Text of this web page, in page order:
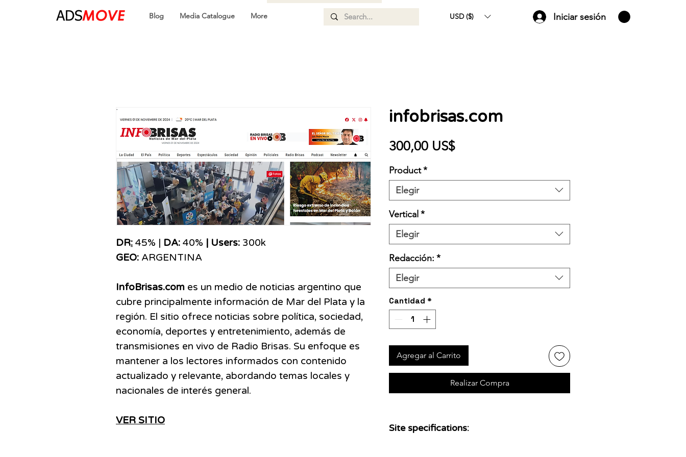
Blog Media Catalogue More USD ($) Iniciar sesión
DR: 45% | DA: 40% | Users: 300k
GEO: ARGENTINA
InfoBrisas.com es un medio de noticias argentino que
cubre principalmente información de Mar del Plata y la
región. El sitio ofrece noticias sobre política, sociedad,
economía, deportes y entretenimiento, además de
transmisiones en vivo de Radio Brisas. Su enfoque es
mantener a los lectores informados con contenido
actualizado y relevante, abordando temas locales y
nacionales de interés general.
VER SITIO
infobrisas.com
300,00 US$Precio
Product*
Elegir
Vertical *
Elegir
Redacción: *
Elegir
Cantidad *
Agregar al Carrito
Realizar Compra
Site specifications: